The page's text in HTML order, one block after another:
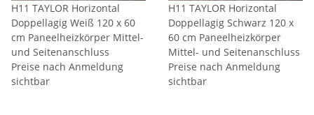
H11 TAYLOR Horizontal
Doppellagig Weiß 120 x 60
cm Paneelheizkörper Mittel-
und Seitenanschluss
Preise nach Anmeldung
sichtbar
H11 TAYLOR Horizontal
Doppellagig Schwarz 120 x
60 cm Paneelheizkörper
Mittel- und Seitenanschluss
Preise nach Anmeldung
sichtbar